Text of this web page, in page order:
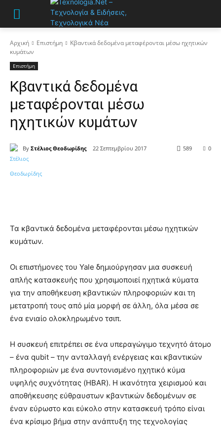
Αρχική Επιστήμη
Κβαντικά δεδομένα μεταφέρονται μέσω ηχητικών
κυμάτων
Επιστήμη
Κβαντικά δεδομένα
μεταφέρονται μέσω
ηχητικών κυμάτων
By Στέλιος Θεοδωρίδης 22 Σεπτεμβρίου 2017 0
589
Τα κβαντικά δεδομένα μεταφέρονται μέσω ηχητικών
κυμάτων.
Οι επιστήμονες του Yale δημιούργησαν μια συσκευή
απλής κατασκευής που χρησιμοποιεί ηχητικά κύματα
για την αποθήκευση κβαντικών πληροφοριών και τη
μετατροπή τους από μία μορφή σε άλλη, όλα μέσα σε
ένα ενιαίο ολοκληρωμένο τσιπ.
Η συσκευή επιτρέπει σε ένα υπεραγώγιμο τεχνητό άτομο
– ένα qubit – την ανταλλαγή ενέργειας και κβαντικών
πληροφοριών με ένα συντονισμένο ηχητικό κύμα
υψηλής συχνότητας (HBAR). Η ικανότητα χειρισμού και
αποθήκευσης εύθραυστων κβαντικών δεδομένων σε
έναν εύρωστο και εύκολο στην κατασκευή τρόπο είναι
ένα κρίσιμο βήμα στην ανάπτυξη της τεχνολογίας